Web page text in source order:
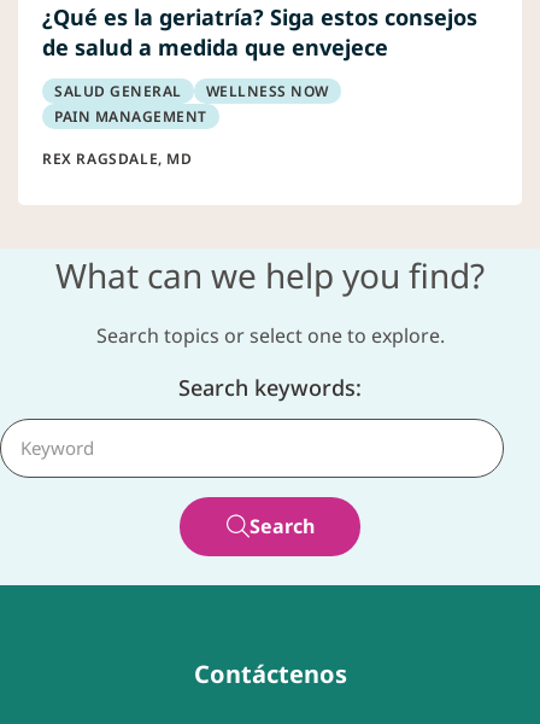
¿Qué es la geriatría? Siga estos consejos
de salud a medida que envejece
SALUD GENERAL
WELLNESS NOW
PAIN MANAGEMENT
REX RAGSDALE, MD
What can we help you find?
Search topics or select one to explore.
Search keywords:
Search
Contáctenos